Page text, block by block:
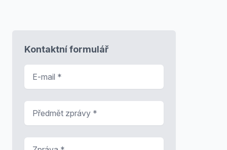
Kontaktní formulář